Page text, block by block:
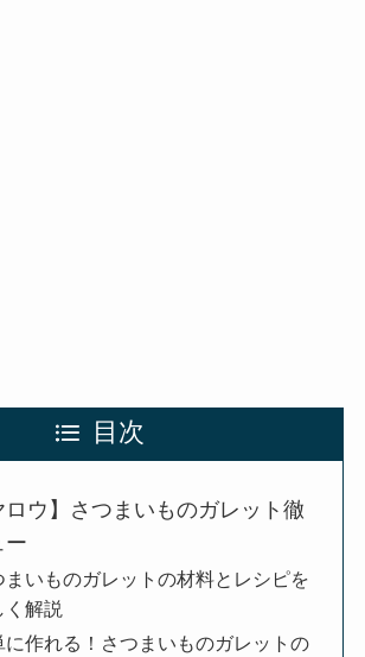
目次
ロウ】さつまいものガレット徹
ー
まいものガレットの材料とレシピを
く解説
に作れる！さつまいものガレットの